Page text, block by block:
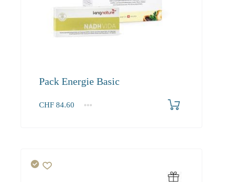
Pack Energie Basic
CHF 84.60
1+